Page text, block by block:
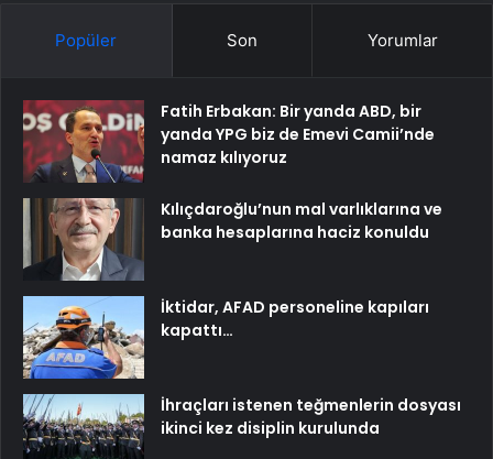
Popüler Son Yorumlar
Fatih Erbakan: Bir yanda ABD, bir
yanda YPG biz de Emevi Camii’nde
namaz kılıyoruz
Kılıçdaroğlu’nun mal varlıklarına ve
banka hesaplarına haciz konuldu
İktidar, AFAD personeline kapıları
kapattı…
İhraçları istenen teğmenlerin dosyası
ikinci kez disiplin kurulunda